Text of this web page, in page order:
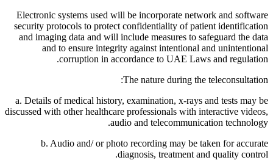
Electronic systems used will be incorporate network and software
security protocols to protect confidentiality of patient identification
and imaging data and will include measures to safeguard the data
and to ensure integrity against intentional and unintentional
corruption in accordance to UAE Laws and regulation.
The nature during the teleconsultation:
a. Details of medical history, examination, x-rays and tests may be
discussed with other healthcare professionals with interactive videos,
audio and telecommunication technology.
b. Audio and/ or photo recording may be taken for accurate
diagnosis, treatment and quality control.